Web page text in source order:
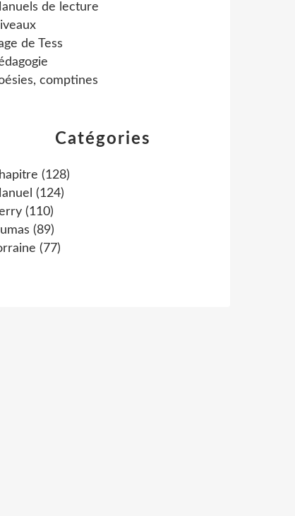
Catégories
(128)
(124)
(110)
(89)
(77)
de lecture
de Tess
comptines